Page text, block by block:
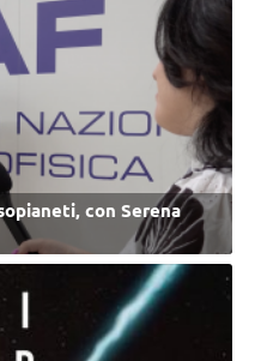
con Serena